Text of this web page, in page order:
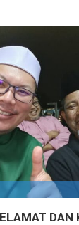
DAN